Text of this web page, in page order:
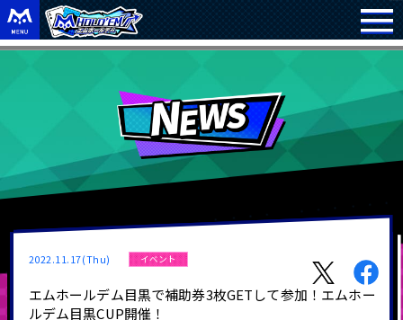
2022.11.17(Thu) イベント
エムホールデム目黒で補助券3枚GETして参加！エムホー
ルデム目黒CUP開催！